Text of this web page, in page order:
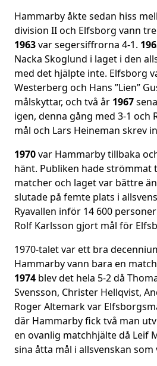
Hammarby åkte sedan hiss
division II och Elfsborg vann
1963var segersiffrorna 4-1.
Nacka Skoglund i laget i den
med det hjälpte inte. Elfsborg
Westerberg och Hans ”Lien”
målskyttar, och två år 1967
igen, denna gång med 3-1 och
mål och Lars Heineman skrev
1970var Hammarby tillbaka
hänt. Publiken hade strömmat
matcher och laget var bättre
slutade på femte plats i
Ryavallen inför 14 600
Rolf Karlsson gjort mål för
1970-talet var ett bra
Hammarby vann bara en
1974 blev det hela 5-2 då
Svensson, Christer Hellqvist,
Roger Altemark var
där Hammarby fick två man
en ovanlig matchhjälte då Leif
sina åtta mål i allsvenskan